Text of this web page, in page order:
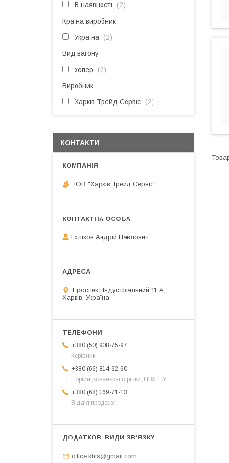
В наявності 2
Країна виробник
Україна 2
Вид вагону
хопер 2
Виробник
Харків Трейд Сервіс 2
КОНТАКТИ
ТОВ "Харків Трейд Сервіс"
Голіков Андрій Павлович
Проспект Індустріальний 11 А,
Харків, Україна
+380 (50) 908-75-97
Керівник
+380 (66) 814-62-60
Норійні,конвеєрні стрічки, ПВХ, ПУ
+380 (68) 069-71-13
Відділ продажу
office.khts@gmail.com